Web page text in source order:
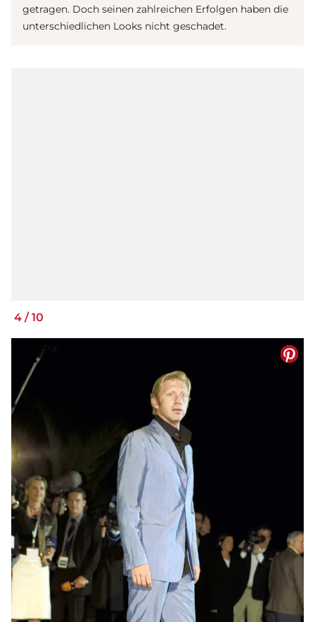
getragen. Doch seinen zahlreichen Erfolgen haben die
unterschiedlichen Looks nicht geschadet.
4 / 10